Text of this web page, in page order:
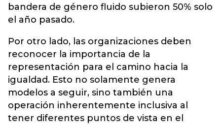
bandera de género fluido subieron 50% solo
el año pasado.
Por otro lado, las organizaciones deben
reconocer la importancia de la
representación para el camino hacia la
igualdad. Esto no solamente genera
modelos a seguir, sino también una
operación inherentemente inclusiva al
tener diferentes puntos de vista en el